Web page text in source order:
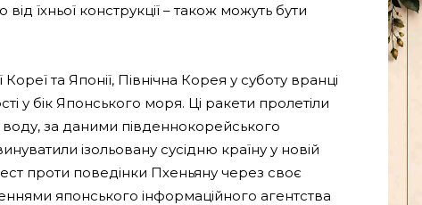
їхньої конструкції – також можуть бути
та Японії, Північна Корея у суботу вранці
у бік Японського моря. Ці ракети пролетіли
воду, за даними південнокорейського
ізольовану сусідню країну у новій
проти поведінки Пхеньяну через своє
японського інформаційного агентства